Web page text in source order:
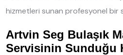
hizmetleri sunan profesyonel bir
Artvin Seg Bulaşık
Servisinin Sunduğu